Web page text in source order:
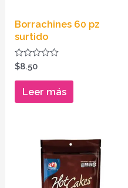
Borrachines 60 pz
surtido
Valorado
en
0
$8.50
Leer más